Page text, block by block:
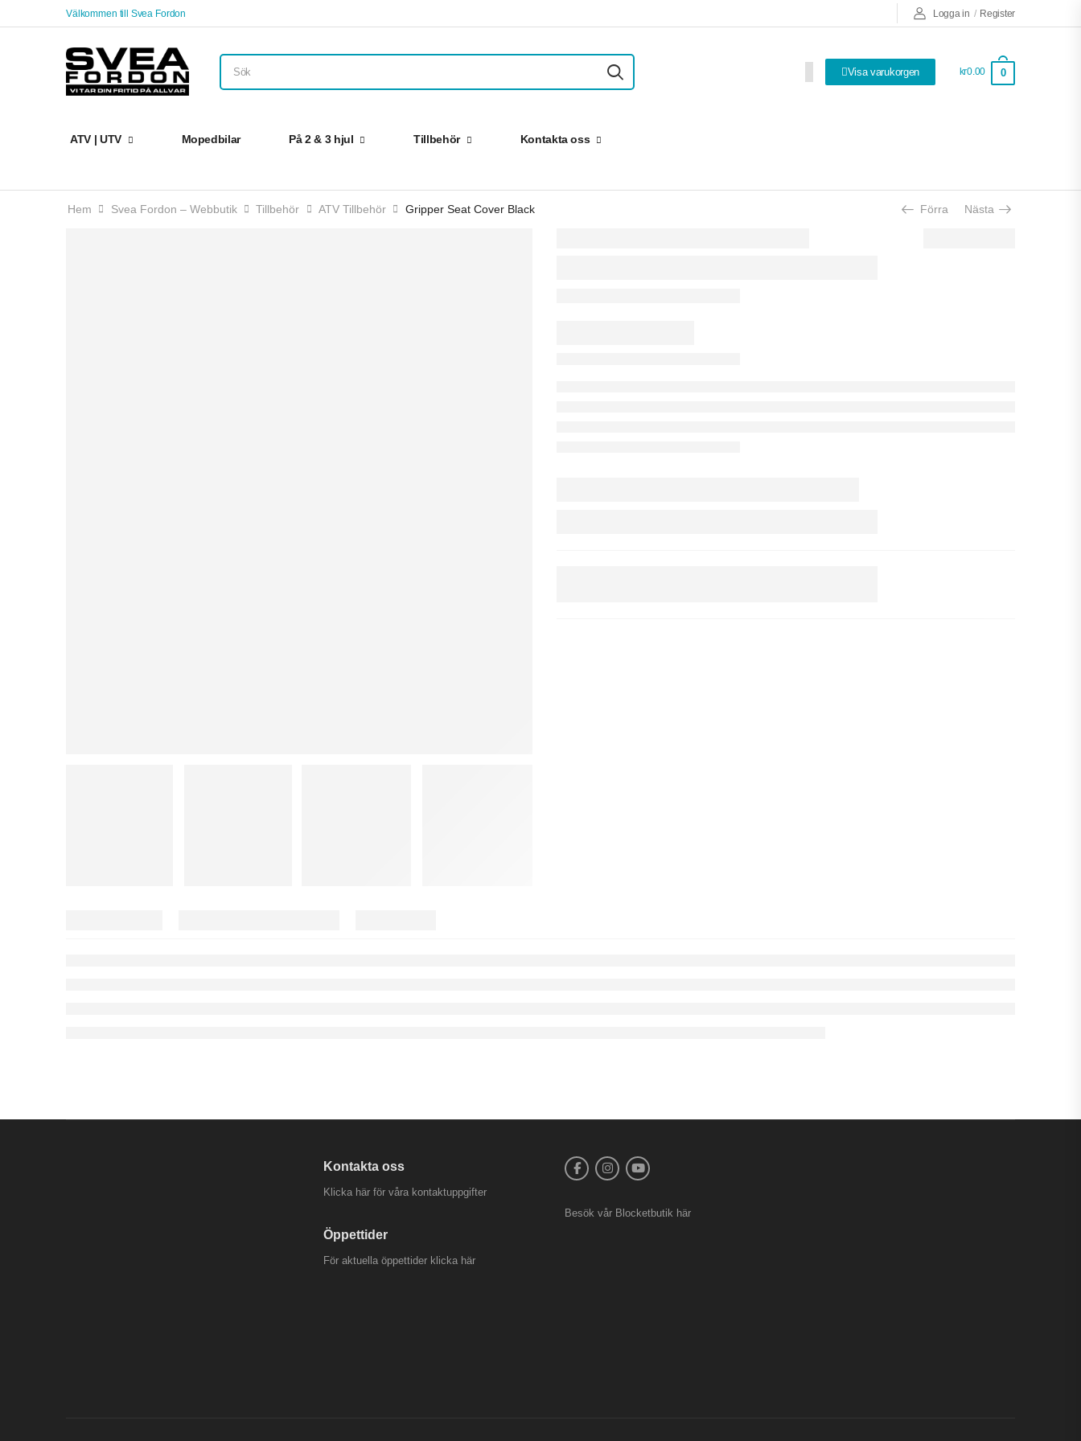
Välkommen till Svea Fordon Logga in / Register
Visa varukorgen kr0.00 0
ATV | UTV Mopedbilar På 2 & 3 hjul Tillbehör Kontakta oss
Hem Svea Fordon – Webbutik Tillbehör ATV Tillbehör Gripper Seat Cover Black Förra Nästa
Kontakta oss
Klicka här för våra kontaktuppgifter
Öppettider
För aktuella öppettider klicka här
Besök vår Blocketbutik här